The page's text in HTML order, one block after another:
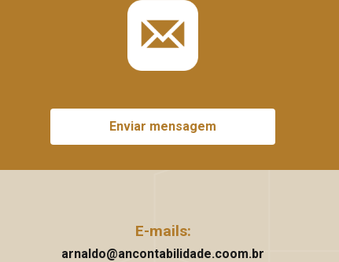
Enviar mensagem
E-mails:
arnaldo@ancontabilidade.coom.br